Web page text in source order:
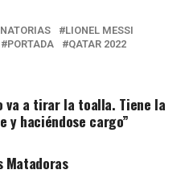
LIONEL MESSI
PORTADA
QATAR 2022
va a tirar la toalla. Tiene la
y haciéndose cargo”
Matadoras